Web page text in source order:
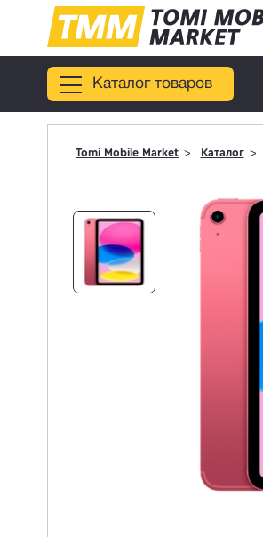
Каталог товаров
Tomi Mobile Market Каталог